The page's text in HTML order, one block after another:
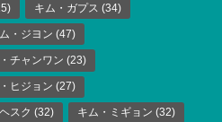
キム・ガプス (34)
・ジヨン (47)
チャンワン (23)
ヒジョン (27)
スク (32) キム・ミギョン (32)